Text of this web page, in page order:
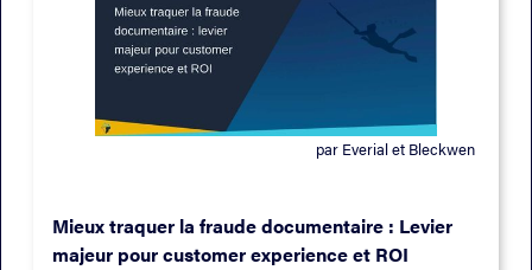
par Everial et Bleckwen
Mieux traquer la fraude documentaire : Levier
majeur pour customer experience et ROI